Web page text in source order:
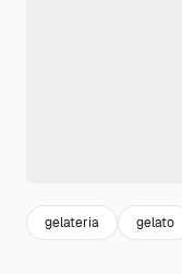
gelateria gelato